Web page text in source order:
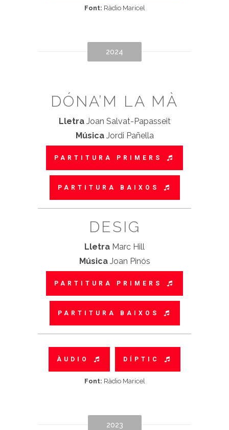
Font: Ràdio Maricel
2024
DÓNA’M LA MÀ
LletraJoan Salvat-Papasseit
MúsicaJordi Pañella
PARTITURA PRIMERS
PARTITURA BAIXOS
DESIG
Lletra Marc Hill
MúsicaJoan Pinós
PARTITURA PRIMERS
PARTITURA BAIXOS
ÀUDIO DÍPTIC
Font: Ràdio Maricel
2023